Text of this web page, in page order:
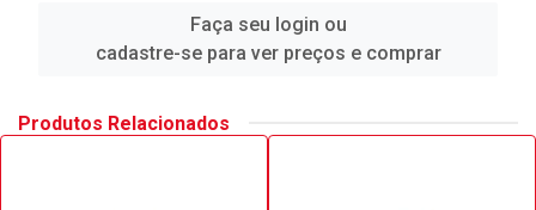
Faça seu login ou
cadastre-se para ver preços e comprar
Produtos Relacionados